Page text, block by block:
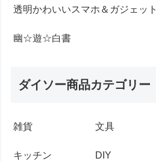
透明かわいいスマホ＆ガジェット
幽☆遊☆白書
ダイソー商品カテゴリー
雑貨 文具
キッチン DIY